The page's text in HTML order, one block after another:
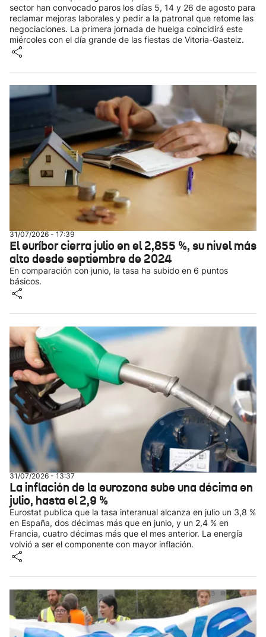
sector han convocado paros los días 5, 14 y 26 de agosto para
reclamar mejoras laborales y pedir a la patronal que retome las
negociaciones. La primera jornada de huelga coincidirá este
miércoles con el día grande de las fiestas de Vitoria-Gasteiz.
31/07/2026 - 17:39
El euríbor cierra julio en el 2,855 %, su nivel más
alto desde septiembre de 2024
En comparación con junio, la tasa ha subido en 6 puntos
básicos.
31/07/2026 - 13:37
La inflación de la eurozona sube una décima en
julio, hasta el 2,9 %
Eurostat publica que la tasa interanual alcanza en julio un 3,8 %
en España, dos décimas más que en junio, y un 2,4 % en
Francia, cuatro décimas más que el mes anterior. La energía
volvió a ser el componente con mayor inflación.